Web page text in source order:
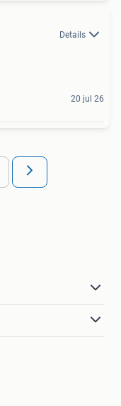
Details
20 jul 26